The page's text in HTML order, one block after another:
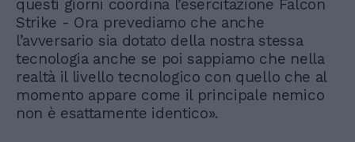
questi giorni coordina l’esercitazione Falcon
Strike - Ora prevediamo che anche
l’avversario sia dotato della nostra stessa
tecnologia anche se poi sappiamo che nella
realtà il livello tecnologico con quello che al
momento appare come il principale nemico
non è esattamente identico».